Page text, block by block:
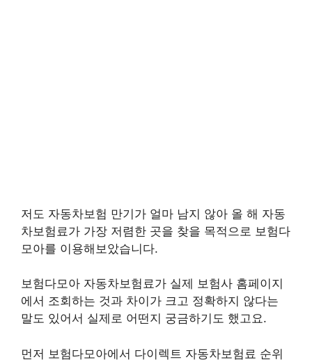
저도 자동차보험 만기가 얼마 남지 않아 올 해 자동
차보험료가 가장 저렴한 곳을 찾을 목적으로 보험다
모아를 이용해보았습니다.
보험다모아 자동차보험료가 실제 보험사 홈페이지
에서 조회하는 것과 차이가 크고 정확하지 않다는
말도 있어서 실제로 어떤지 궁금하기도 했고요.
먼저 보험다모아에서 다이렉트 자동차보험료 순위